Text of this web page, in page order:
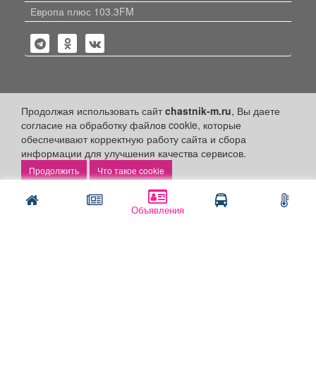
Объявления
Продолжая использовать сайтchastnik-m.ru, Вы даете
согласие на обработку файлов cookie, которые
обеспечивают корректную работу сайта и сбора
информации для улучшения качества сервисов.
Что такое cookie
Европа плюс 103.3FM
Политика конфиденциальности
Публикации с пометкой «Реклама», «На правах рекламы»,
«Партнёрский проект» оплачены рекламодателем.
Редакция сайта не несет ответственности за достоверность
информации, содержащейся в рекламных материалах и
объявлениях.
+16 © 2006-2026 ООО "Частник-М"